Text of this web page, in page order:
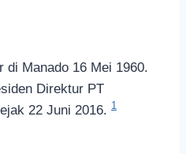
di Manado 16 Mei 1960.
Direktur PT
22 Juni 2016. 1